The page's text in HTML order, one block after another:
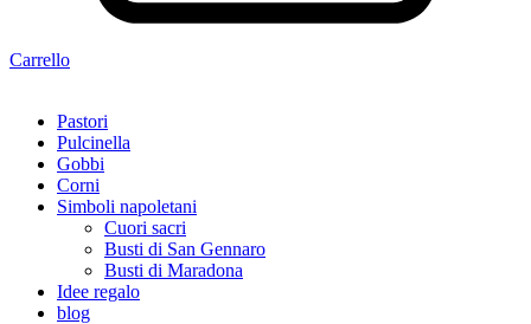
Carrello
Pastori
Pulcinella
Gobbi
Corni
Simboli napoletani
Cuori sacri
Busti di San Gennaro
Busti di Maradona
Idee regalo
blog